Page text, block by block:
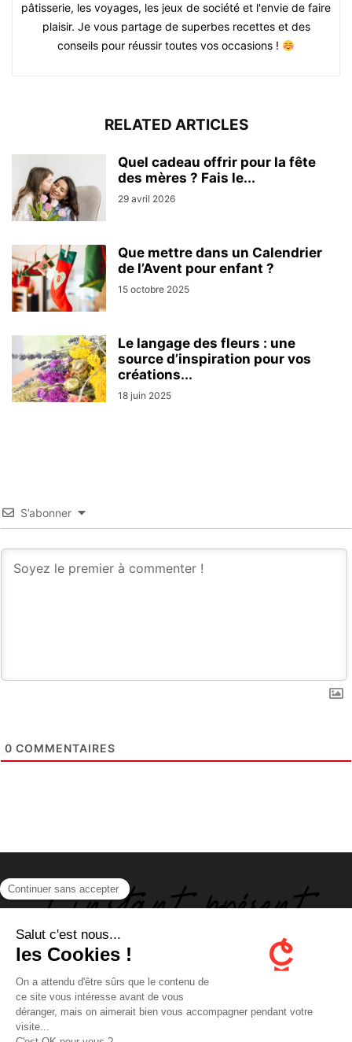
pâtisserie, les voyages, les jeux de société et l'envie de faire
plaisir. Je vous partage de superbes recettes et des
conseils pour réussir toutes vos occasions !
RELATED ARTICLES
Quel cadeau offrir pour la fête
des mères ? Fais le...
29 avril 2026
Que mettre dans un Calendrier
de l’Avent pour enfant ?
15 octobre 2025
Le langage des fleurs : une
source d’inspiration pour vos
créations...
18 juin 2025
S’abonner
0 COMMENTAIRES
ABOUT US